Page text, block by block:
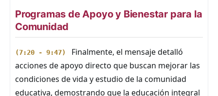
Programas de Apoyo y Bienestar para la
Comunidad
(7:20 - 9:47)
Finalmente, el mensaje detalló
acciones de apoyo directo que buscan mejorar las
condiciones de vida y estudio de la comunidad
educativa, demostrando que la educación integral